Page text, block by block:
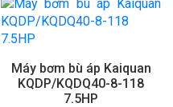
Máy bơm bù áp Kaiquan
KQDP/KQDQ40-8-118
7.5HP